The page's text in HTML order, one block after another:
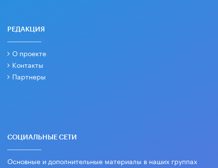
РЕДАКЦИЯ
О проекте
Контакты
Партнеры
СОЦИАЛЬНЫЕ СЕТИ
Основные и дополнительные материалы в наших группах